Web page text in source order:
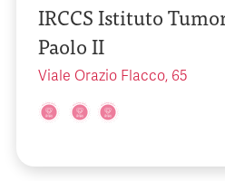
IRCCS Istituto
Paolo II
Viale Orazio Flacco, 65